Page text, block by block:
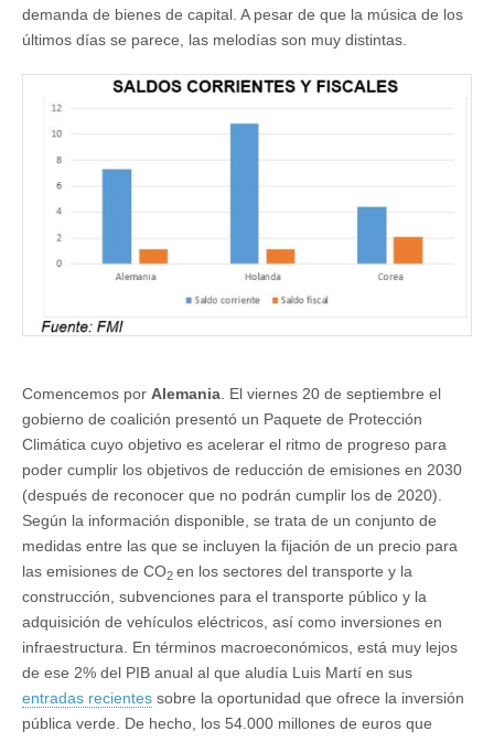
demanda de bienes de capital. A pesar de que la música de los
últimos días se parece, las melodías son muy distintas.
Comencemos por Alemania. El viernes 20 de septiembre el
gobierno de coalición presentó un Paquete de Protección
Climática cuyo objetivo es acelerar el ritmo de progreso para
poder cumplir los objetivos de reducción de emisiones en 2030
(después de reconocer que no podrán cumplir los de 2020).
Según la información disponible, se trata de un conjunto de
medidas entre las que se incluyen la fijación de un precio para
las emisiones de CO2 en los sectores del transporte y la
construcción, subvenciones para el transporte público y la
adquisición de vehículos eléctricos, así como inversiones en
infraestructura. En términos macroeconómicos, está muy lejos
de ese 2% del PIB anual al que aludía Luis Martí en sus
entradas recientes sobre la oportunidad que ofrece la inversión
pública verde. De hecho, los 54.000 millones de euros que